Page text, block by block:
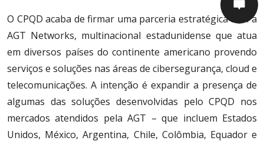
O CPQD acaba de firmar uma parceria estratégica com a
AGT Networks, multinacional estadunidense que atua
em diversos países do continente americano provendo
serviços e soluções nas áreas de cibersegurança, cloud e
telecomunicações. A intenção é expandir a presença de
algumas das soluções desenvolvidas pelo CPQD nos
mercados atendidos pela AGT – que incluem Estados
Unidos, México, Argentina, Chile, Colômbia, Equador e